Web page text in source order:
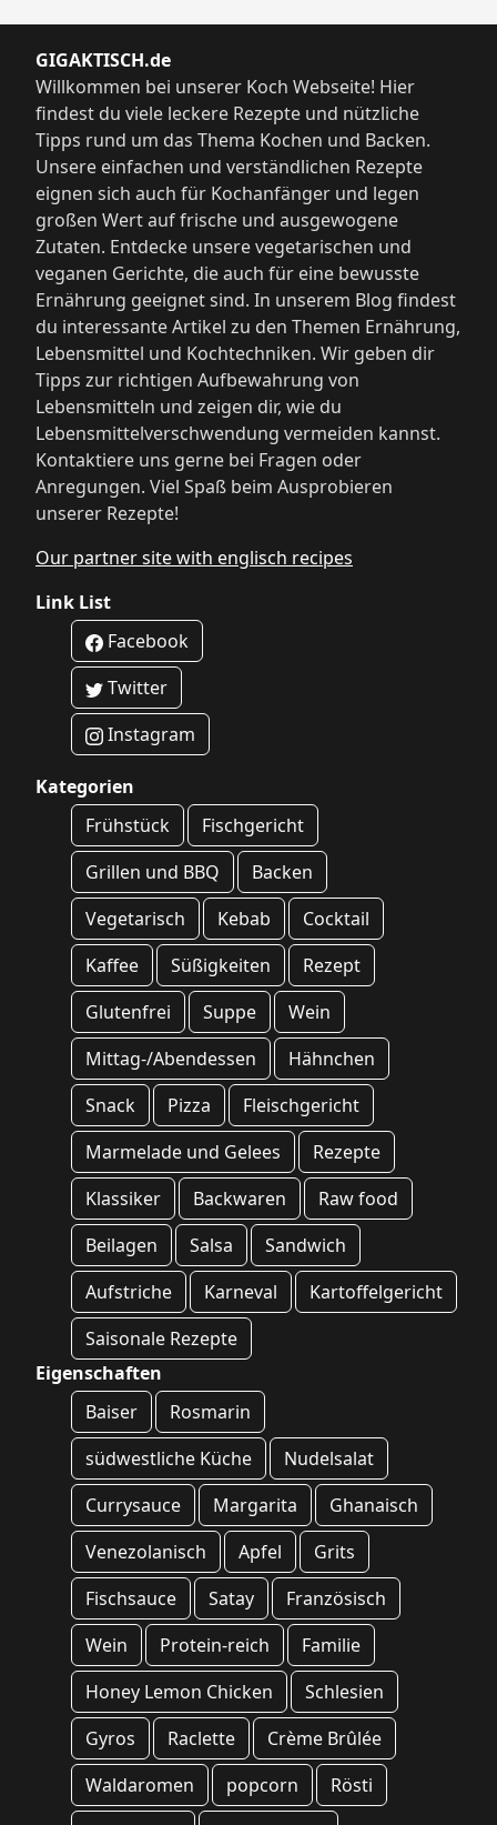
GIGAKTISCH.de
Willkommen bei unserer Koch Webseite! Hier
findest du viele leckere Rezepte und nützliche
Tipps rund um das Thema Kochen und Backen.
Unsere einfachen und verständlichen Rezepte
eignen sich auch für Kochanfänger und legen
großen Wert auf frische und ausgewogene
Zutaten. Entdecke unsere vegetarischen und
veganen Gerichte, die auch für eine bewusste
Ernährung geeignet sind. In unserem Blog findest
du interessante Artikel zu den Themen Ernährung,
Lebensmittel und Kochtechniken. Wir geben dir
Tipps zur richtigen Aufbewahrung von
Lebensmitteln und zeigen dir, wie du
Lebensmittelverschwendung vermeiden kannst.
Kontaktiere uns gerne bei Fragen oder
Anregungen. Viel Spaß beim Ausprobieren
unserer Rezepte!
Our partner site with englisch recipes
Link List
Facebook
Twitter
Instagram
Kategorien
Frühstück
Fischgericht
Grillen und BBQ
Backen
Vegetarisch
Kebab
Cocktail
Kaffee
Süßigkeiten
Rezept
Glutenfrei
Suppe
Wein
Mittag-/Abendessen
Hähnchen
Snack
Pizza
Fleischgericht
Marmelade und Gelees
Rezepte
Klassiker
Backwaren
Raw food
Beilagen
Salsa
Sandwich
Aufstriche
Karneval
Kartoffelgericht
Saisonale Rezepte
Eigenschaften
Baiser
Rosmarin
südwestliche Küche
Nudelsalat
Currysauce
Margarita
Ghanaisch
Venezolanisch
Apfel
Grits
Fischsauce
Satay
Französisch
Wein
Protein-reich
Familie
Honey Lemon Chicken
Schlesien
Gyros
Raclette
Crème Brûlée
Waldaromen
popcorn
Rösti